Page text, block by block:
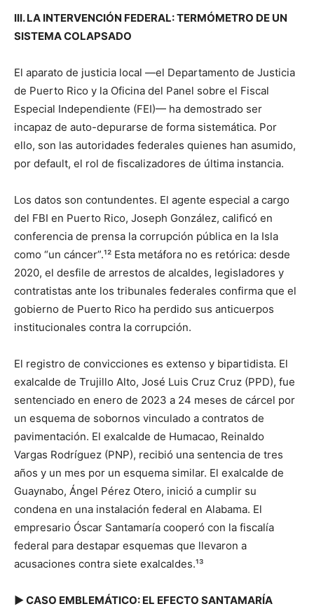
III. LA INTERVENCIÓN FEDERAL: TERMÓMETRO DE UN
SISTEMA COLAPSADO
El aparato de justicia local —el Departamento de Justicia
de Puerto Rico y la Oficina del Panel sobre el Fiscal
Especial Independiente (FEI)— ha demostrado ser
incapaz de auto-depurarse de forma sistemática. Por
ello, son las autoridades federales quienes han asumido,
por default, el rol de fiscalizadores de última instancia.
Los datos son contundentes. El agente especial a cargo
del FBI en Puerto Rico, Joseph González, calificó en
conferencia de prensa la corrupción pública en la Isla
como “un cáncer”.¹² Esta metáfora no es retórica: desde
2020, el desfile de arrestos de alcaldes, legisladores y
contratistas ante los tribunales federales confirma que el
gobierno de Puerto Rico ha perdido sus anticuerpos
institucionales contra la corrupción.
El registro de convicciones es extenso y bipartidista. El
exalcalde de Trujillo Alto, José Luis Cruz Cruz (PPD), fue
sentenciado en enero de 2023 a 24 meses de cárcel por
un esquema de sobornos vinculado a contratos de
pavimentación. El exalcalde de Humacao, Reinaldo
Vargas Rodríguez (PNP), recibió una sentencia de tres
años y un mes por un esquema similar. El exalcalde de
Guaynabo, Ángel Pérez Otero, inició a cumplir su
condena en una instalación federal en Alabama. El
empresario Óscar Santamaría cooperó con la fiscalía
federal para destapar esquemas que llevaron a
acusaciones contra siete exalcaldes.¹³
▶ CASO EMBLEMÁTICO: EL EFECTO SANTAMARÍA